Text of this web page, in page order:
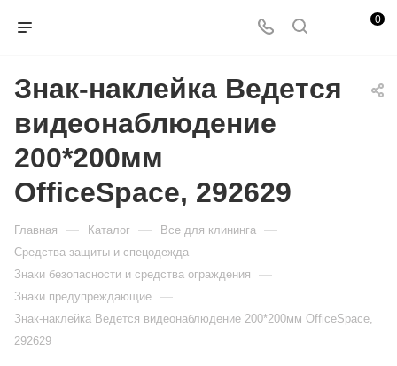
0
Знак-наклейка Ведется
видеонаблюдение
200*200мм
OfficeSpace, 292629
Главная — Каталог — Все для клининга —
Средства защиты и спецодежда —
Знаки безопасности и средства ограждения —
Знаки предупреждающие —
Знак-наклейка Ведется видеонаблюдение 200*200мм OfficeSpace,
292629